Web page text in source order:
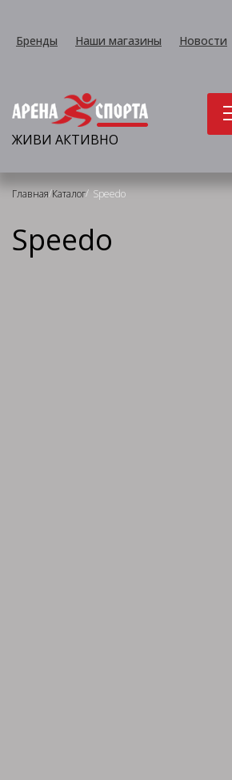
Бренды Наши магазины Новости
ЖИВИ АКТИВНО
Главная/Каталог/ Speedo
Speedo